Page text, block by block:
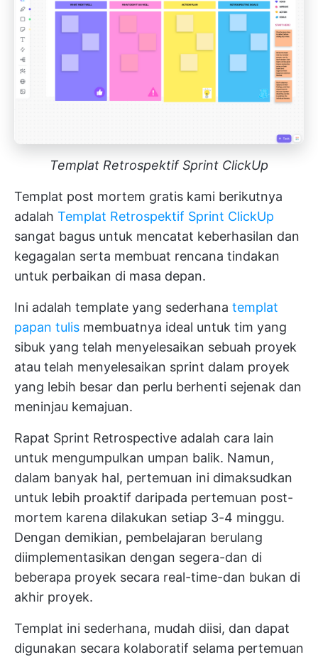
Templat Retrospektif Sprint ClickUp
Templat post mortem gratis kami berikutnya
adalah Templat Retrospektif Sprint ClickUp
sangat bagus untuk mencatat keberhasilan dan
kegagalan serta membuat rencana tindakan
untuk perbaikan di masa depan.
Ini adalah template yang sederhana templat
papan tulis membuatnya ideal untuk tim yang
sibuk yang telah menyelesaikan sebuah proyek
atau telah menyelesaikan sprint dalam proyek
yang lebih besar dan perlu berhenti sejenak dan
meninjau kemajuan.
Rapat Sprint Retrospective adalah cara lain
untuk mengumpulkan umpan balik. Namun,
dalam banyak hal, pertemuan ini dimaksudkan
untuk lebih proaktif daripada pertemuan post-
mortem karena dilakukan setiap 3-4 minggu.
Dengan demikian, pembelajaran berulang
diimplementasikan dengan segera-dan di
beberapa proyek secara real-time-dan bukan di
akhir proyek.
Templat ini sederhana, mudah diisi, dan dapat
digunakan secara kolaboratif selama pertemuan